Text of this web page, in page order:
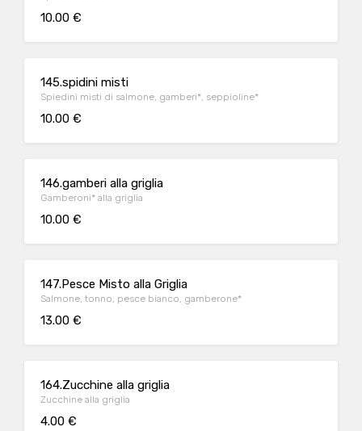
10.00 €
145.spidini misti
Spiedini misti di salmone, gamberi*, seppioline*
10.00 €
146.gamberi alla griglia
Gamberoni* alla griglia
10.00 €
147.Pesce Misto alla Griglia
Salmone, tonno, pesce bianco, gamberone*
13.00 €
164.Zucchine alla griglia
Zucchine alla griglia
4.00 €